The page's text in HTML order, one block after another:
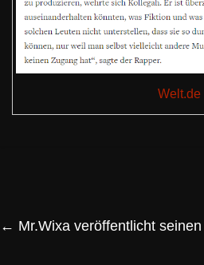
Welt.de
← Mr.Wixa veröffentlicht